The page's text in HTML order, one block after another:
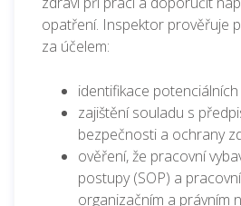
opatření. Inspektor prověřuje
za účelem:
identifikace
zajištění souladu s
bezpečnosti a ochrany
ověření, že pracovní
postupy (SOP) a
organizačním a právním